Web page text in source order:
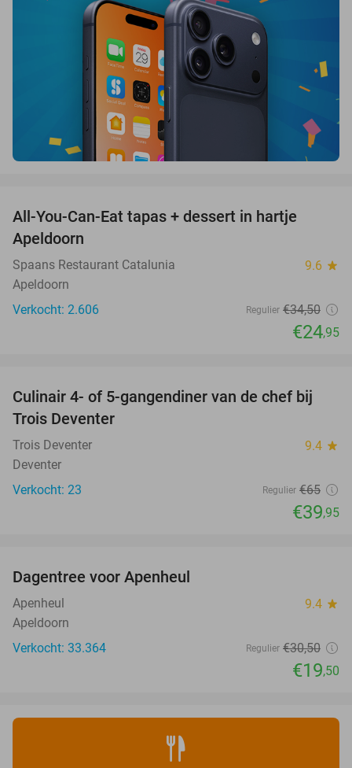
All-You-Can-Eat tapas + dessert in hartje
Apeldoorn
Spaans Restaurant Catalunia 9.6 star
Apeldoorn
Verkocht: 2.606
Regulier €34,50
€24,95
39%
Culinair 4- of 5-gangendiner van de chef bij
Trois Deventer
Trois Deventer 9.4 star
Deventer
Verkocht: 23
Regulier €65
€39,95
Dagentree voor Apenheul
Apenheul 9.4 star
Apeldoorn
Verkocht: 33.364
Regulier €30,50
€19,50